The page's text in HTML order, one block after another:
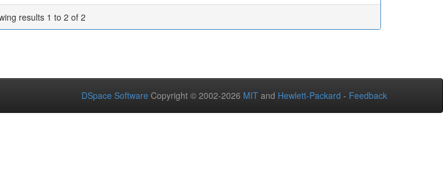
results 1 to 2 of 2
DSpace Software Copyright © 2002-2026 MIT and Hewlett-Packard - Feedback